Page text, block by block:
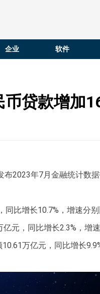
企业 软件
贷款增加
2023年7月金融统计数据
比增长10.7%，增速分
元，同比增长2.3%，增
万亿元，同比增长